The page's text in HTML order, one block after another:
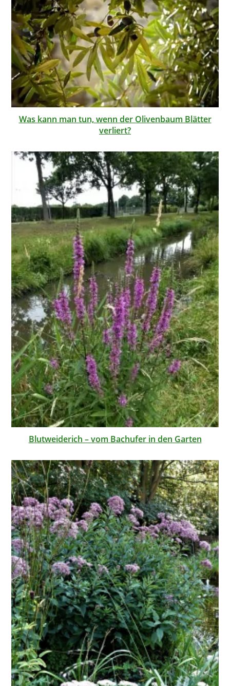
Was kann man tun, wenn der Olivenbaum Blätter
verliert?
Blutweiderich – vom Bachufer in den Garten